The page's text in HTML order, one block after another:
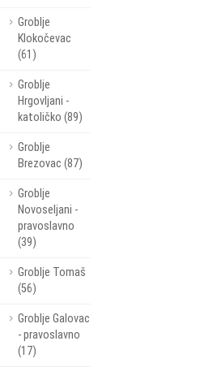
Groblje
Klokočevac
(61)
Groblje
Hrgovljani -
katoličko (89)
Groblje
Brezovac (87)
Groblje
Novoseljani -
pravoslavno
(39)
Groblje Tomaš
(56)
Groblje Galovac
- pravoslavno
(17)